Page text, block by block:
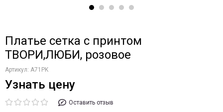
Платье сетка с принтом
ТВОРИ,ЛЮБИ, розовое
Артикул: A71PK
Узнать цену
Оставить отзыв